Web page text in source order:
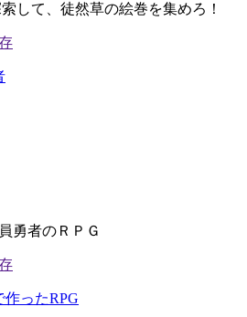
して、徒然草の絵巻を集めろ！
勇者のＲＰＧ